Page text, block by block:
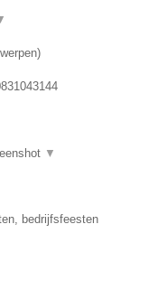
)
▼
bedrijfsfeesten